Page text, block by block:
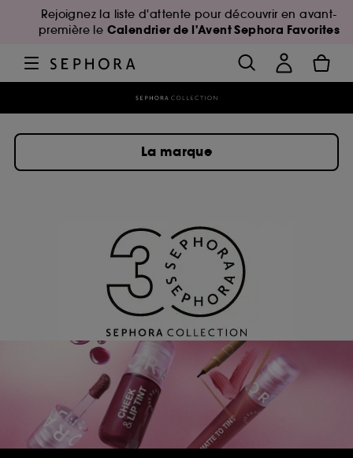
Rejoignez la liste d'attente pour découvrir en avant-
première le Calendrier de l'Avent Sephora Favorites
La marque